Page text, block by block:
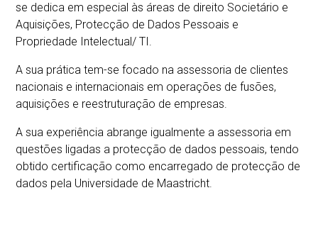
se dedica em especial às áreas de direito Societário e
Aquisições, Protecção de Dados Pessoais e
Propriedade Intelectual/ TI.
A sua prática tem-se focado na assessoria de clientes
nacionais e internacionais em operações de fusões,
aquisições e reestruturação de empresas.
A sua experiência abrange igualmente a assessoria em
questões ligadas a protecção de dados pessoais, tendo
obtido certificação como encarregado de protecção de
dados pela Universidade de Maastricht.